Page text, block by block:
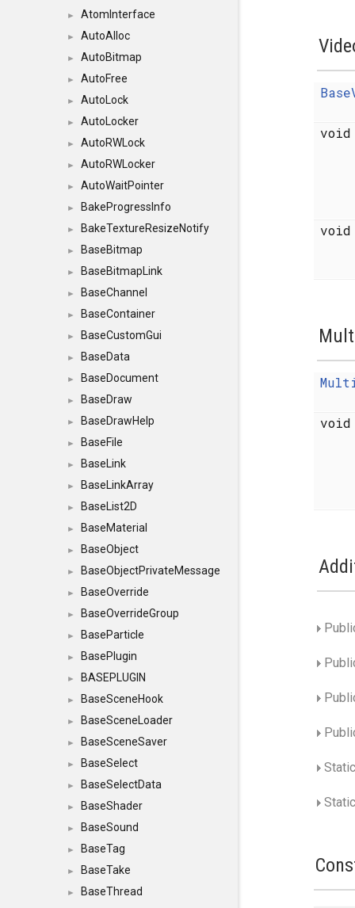
► AtomInterface
► AutoAlloc
► AutoBitmap
► AutoFree
► AutoLock
► AutoLocker
► AutoRWLock
► AutoRWLocker
► AutoWaitPointer
► BakeProgressInfo
► BakeTextureResizeNotify
► BaseBitmap
► BaseBitmapLink
► BaseChannel
► BaseContainer
► BaseCustomGui
► BaseData
► BaseDocument
► BaseDraw
► BaseDrawHelp
► BaseFile
► BaseLink
► BaseLinkArray
► BaseList2D
► BaseMaterial
► BaseObject
► BaseObjectPrivateMessage
► BaseOverride
► BaseOverrideGroup
► BaseParticle
► BasePlugin
► BASEPLUGIN
► BaseSceneHook
► BaseSceneLoader
► BaseSceneSaver
► BaseSelect
► BaseSelectData
► BaseShader
► BaseSound
► BaseTag
► BaseTake
►
BaseThread